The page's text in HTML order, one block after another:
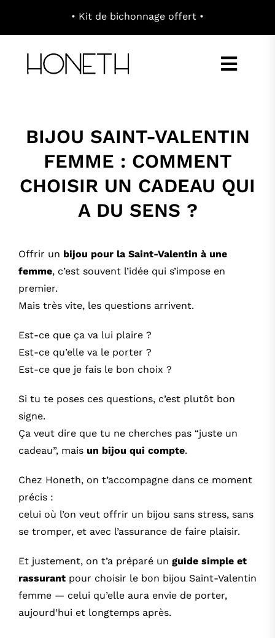
Toggle
À PROPOS
MON COMPTE
PANIER
BIJOU SAINT-VALENTIN
FEMME : COMMENT
CHOISIR UN CADEAU QUI
A DU SENS ?
Offrir un bijou pour la Saint-Valentin à une
femme, c’est souvent l’idée qui s’impose en
premier.
Mais très vite, les questions arrivent.
Est-ce que ça va lui plaire ?
Est-ce qu’elle va le porter ?
Est-ce que je fais le bon choix ?
Si tu te poses ces questions, c’est plutôt bon
signe.
Ça veut dire que tu ne cherches pas “juste un
cadeau”, mais un bijou qui compte.
Chez Honeth, on t’accompagne dans ce moment
précis :
celui où l’on veut offrir un bijou sans stress, sans
se tromper, et avec l’assurance de faire plaisir.
Et justement, on t’a préparé un guide simple et
rassurantpour choisir le bon bijou Saint-Valentin
femme — celui qu’elle aura envie de porter,
aujourd’hui et longtemps après.